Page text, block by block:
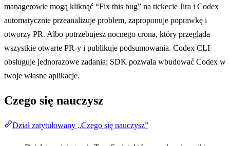
managerowie mogą kliknąć “Fix this bug” na tickecie Jira i Codex
automatycznie przeanalizuje problem, zaproponuje poprawkę i
otworzy PR. Albo potrzebujesz nocnego crona, który przegląda
wszystkie otwarte PR-y i publikuje podsumowania. Codex CLI
obsługuje jednorazowe zadania; SDK pozwala wbudować Codex w
twoje własne aplikacje.
Czego się nauczysz
Dział zatytułowany „Czego się nauczysz”